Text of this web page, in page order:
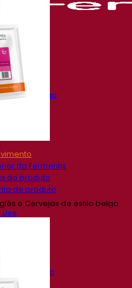
fermentação
da Fermentis
do produto
de produto
Use
encomenda
bebidas
e Cervejas de estilo belga